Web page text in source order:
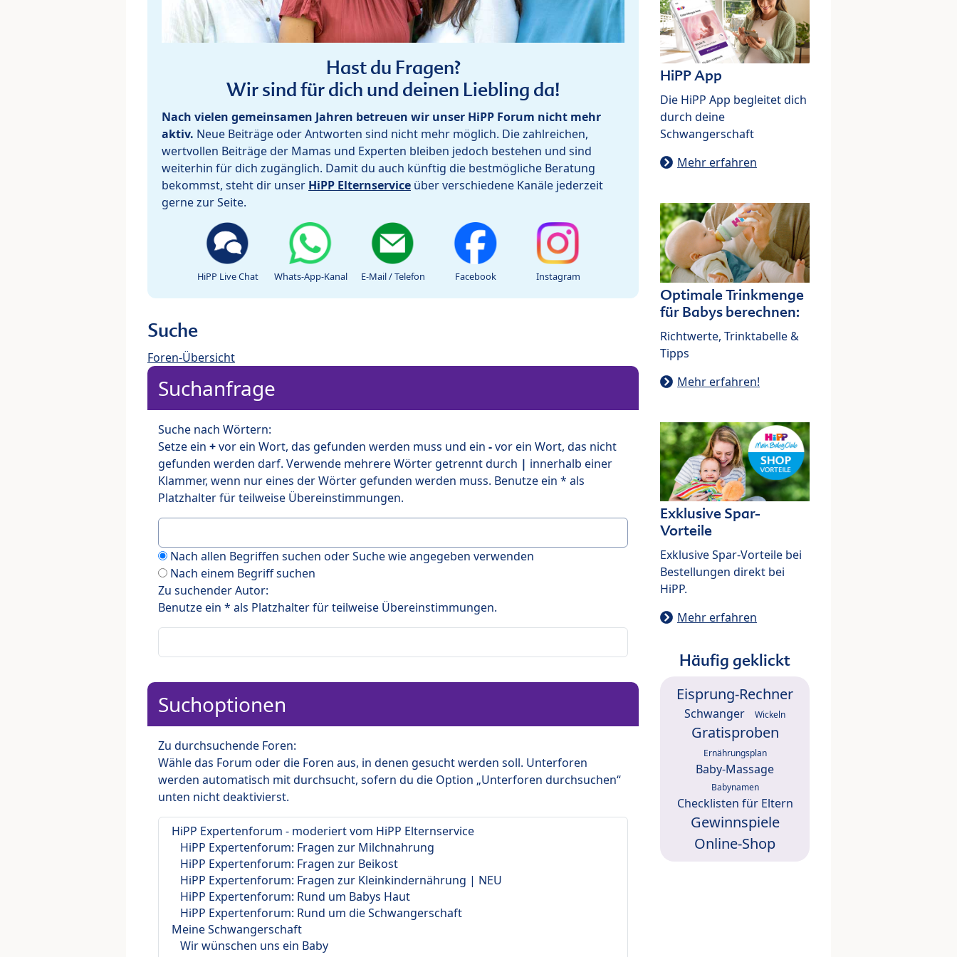
Hast du Fragen?
Wir sind für dich und deinen Liebling da!
Nach vielen gemeinsamen Jahren betreuen wir unser HiPP Forum nicht mehr
aktiv. Neue Beiträge oder Antworten sind nicht mehr möglich. Die zahlreichen,
wertvollen Beiträge der Mamas und Experten bleiben jedoch bestehen und sind
weiterhin für dich zugänglich. Damit du auch künftig die bestmögliche Beratung
bekommst, steht dir unser HiPP Elternservice über verschiedene Kanäle jederzeit
gerne zur Seite.
HiPP Live Chat Whats-App-Kanal E-Mail / Telefon Facebook Instagram
Suche
Foren-Übersicht
Suchanfrage
Suche nach Wörtern:
Setze ein +vor ein Wort, das gefunden werden muss und ein -vor ein Wort, das nicht
gefunden werden darf. Verwende mehrere Wörter getrennt durch | innerhalb einer
Klammer, wenn nur eines der Wörter gefunden werden muss. Benutze ein * als
Platzhalter für teilweise Übereinstimmungen.
Nach allen Begriffen suchen oder Suche wie angegeben verwenden
Nach einem Begriff suchen
Zu suchender Autor:
Benutze ein * als Platzhalter für teilweise Übereinstimmungen.
Suchoptionen
Zu durchsuchende Foren:
Wähle das Forum oder die Foren aus, in denen gesucht werden soll. Unterforen
werden automatisch mit durchsucht, sofern du die Option „Unterforen durchsuchen“
unten nicht deaktivierst.
HiPP App
Die HiPP App begleitet dich
durch deine
Schwangerschaft
Mehr erfahren
Optimale Trinkmenge
für Babys berechnen:
Richtwerte, Trinktabelle &
Tipps
Mehr erfahren!
Exklusive Spar-
Vorteile
Exklusive Spar-Vorteile bei
Bestellungen direkt bei
HiPP.
Mehr erfahren
Häufig geklickt
Eisprung-Rechner
Schwanger Wickeln
Gratisproben
Ernährungsplan
Baby-Massage
Babynamen
Checklisten für Eltern
Gewinnspiele
Online-Shop